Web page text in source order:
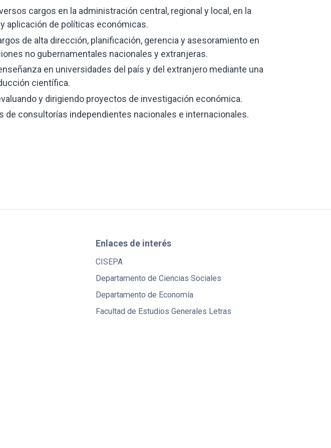
cargos en la administración central, regional y local, en la
aplicación de políticas económicas.
de alta dirección, planificación, gerencia y asesoramiento en
no gubernamentales nacionales y extranjeras.
en universidades del país y del extranjero mediante una
científica.
y dirigiendo proyectos de investigación económica.
de consultorías independientes nacionales e internacionales.
Enlaces de interés
CISEPA
Departamento de Ciencias Sociales
Departamento de Economía
Facultad de Estudios Generales Letras